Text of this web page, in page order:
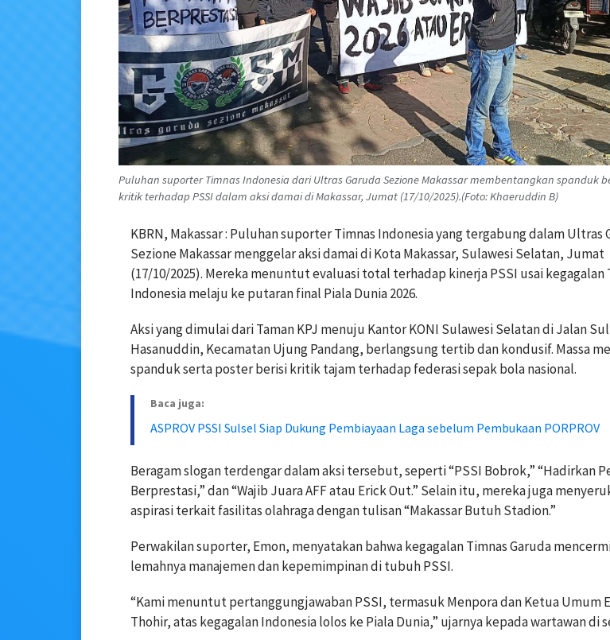
Puluhan suporter Timnas Indonesia dari Ultras Garuda Sezione Makassar membentangkan spanduk
kritik terhadap PSSI dalam aksi damai di Makassar, Jumat (17/10/2025).(Foto: Khaeruddin B)
KBRN, Makassar : Puluhan suporter Timnas Indonesia yang tergabung dalam Ultras
Sezione Makassar menggelar aksi damai di Kota Makassar, Sulawesi Selatan, Jumat
(17/10/2025). Mereka menuntut evaluasi total terhadap kinerja PSSI usai kegagalan
Indonesia melaju ke putaran final Piala Dunia 2026.
Aksi yang dimulai dari Taman KPJ menuju Kantor KONI Sulawesi Selatan di Jalan
Hasanuddin, Kecamatan Ujung Pandang, berlangsung tertib dan kondusif. Massa
spanduk serta poster berisi kritik tajam terhadap federasi sepak bola nasional.
Baca juga:
ASPROV PSSI Sulsel Siap Dukung Pembiayaan Laga sebelum Pembukaan PORPROV
Beragam slogan terdengar dalam aksi tersebut, seperti “PSSI Bobrok,” “Hadirkan
Berprestasi,” dan “Wajib Juara AFF atau Erick Out.” Selain itu, mereka juga
aspirasi terkait fasilitas olahraga dengan tulisan “Makassar Butuh Stadion.”
Perwakilan suporter, Emon, menyatakan bahwa kegagalan Timnas Garuda
lemahnya manajemen dan kepemimpinan di tubuh PSSI.
“Kami menuntut pertanggungjawaban PSSI, termasuk Menpora dan Ketua Umum
Thohir, atas kegagalan Indonesia lolos ke Piala Dunia,” ujarnya kepada wartawan di